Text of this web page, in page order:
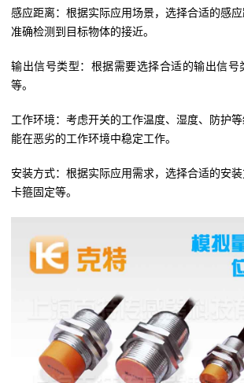
感应距离：根据实际应用场景，选择合适的感
准确检测到目标物体的接近。
输出信号类型：根据需要选择合适的输出信号
等。
工作环境：考虑开关的工作温度、湿度、防护
能在恶劣的工作环境中稳定工作。
安装方式：根据实际应用需求，选择合适的安装
卡箍固定等。